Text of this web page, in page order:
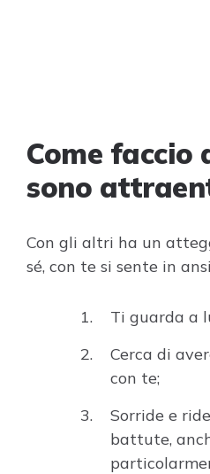
Come faccio
sono
Con gli altri ha un
sé, con te si sente in
Ti guarda a
Cerca di
con te;
Sorride e
battute,